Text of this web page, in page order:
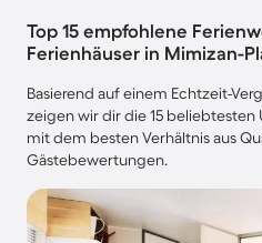
Top 15 empfohlene
Ferienhäuser in Mimizan-
Basierend auf einem Echtzeit-
zeigen wir dir die 15
mit dem besten Verhältnis aus
Gästebewertungen.